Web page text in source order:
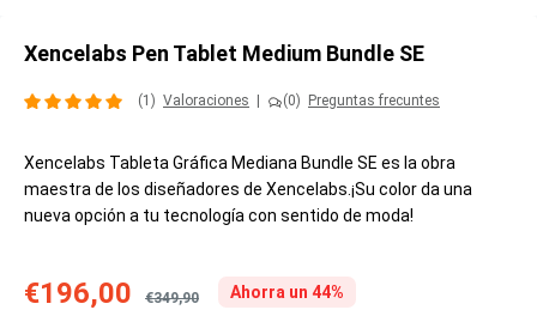
Xencelabs Pen Tablet Medium Bundle SE
(1) Valoraciones (0) Preguntas frecuntes
Xencelabs Tableta Gráfica Mediana Bundle SE es la obra
maestra de los diseñadores de Xencelabs.¡Su color da una
nueva opción a tu tecnología con sentido de moda!
€196,00 €349,90 Ahorra un 44%